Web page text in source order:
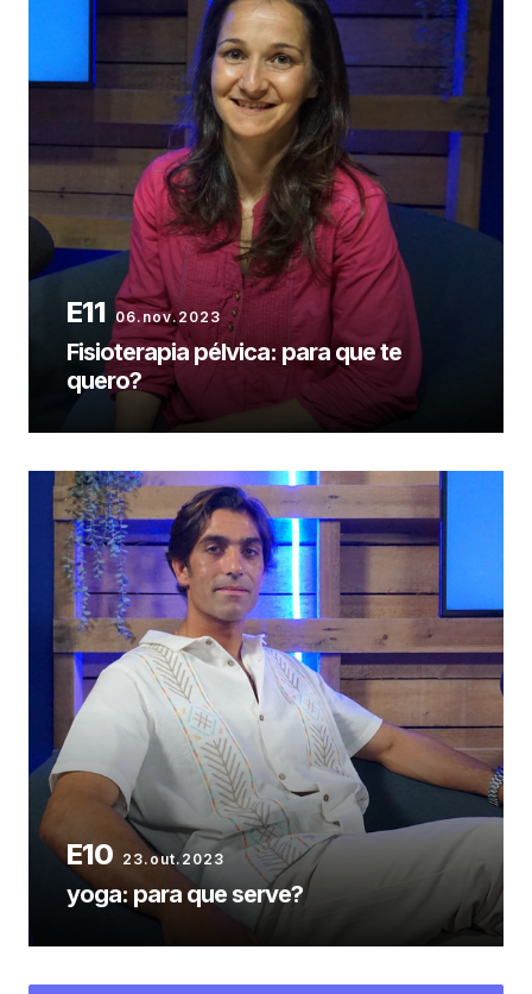
06.nov.2023
Fisioterapia pélvica: para que te
quero?
23.out.2023
yoga: para que serve?